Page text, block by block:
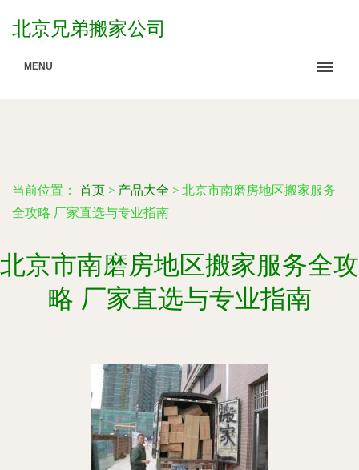
北京兄弟搬家公司
MENU
当前位置： 首页 > 产品大全 > 北京市南磨房地区搬家服务
全攻略 厂家直选与专业指南
北京市南磨房地区搬家服务全攻
略 厂家直选与专业指南